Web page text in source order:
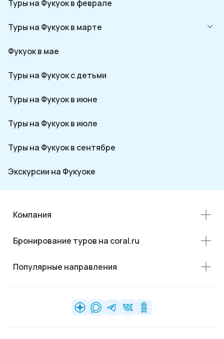
Туры на Фукуок в феврале
Туры на Фукуок в марте
Фукуок в мае
Туры на Фукуок с детьми
Туры на Фукуок в июне
Туры на Фукуок в июле
Туры на Фукуок в сентябре
Экскурсии на Фукуоке
Компания
Бронирование туров на coral.ru
Популярные направления